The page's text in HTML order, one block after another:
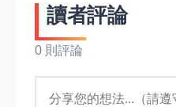
讀者評論
0 則評論